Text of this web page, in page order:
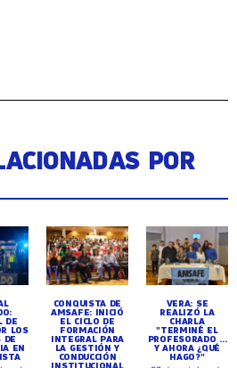
POR
DE
LOS
DE
EN
CONQUISTA DE
AMSAFE: INICIÓ
EL CICLO DE
FORMACIÓN
INTEGRAL PARA
LA GESTIÓN Y
CONDUCCIÓN
VERA: SE
REALIZÓ LA
CHARLA
"TERMINÉ EL
PROFESORADO ...
Y AHORA ¿QUÉ
HAGO?"